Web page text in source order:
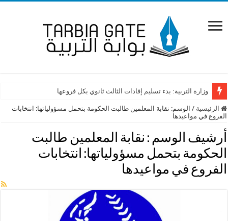
وزارة التربية: بدء تسليم إفادات الثالث ثانوي بكل فروعها
الرئيسية / الوسم: نقابة المعلمين طالبت الحكومة بتحمل مسؤولياتها: انتخابات
الفروع في مواعيدها
أرشيف الوسم : نقابة المعلمين طالبت
الحكومة بتحمل مسؤولياتها: انتخابات
الفروع في مواعيدها